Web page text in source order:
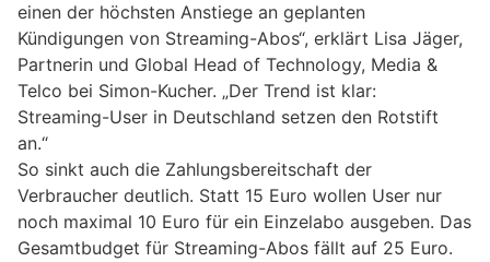
einen der höchsten Anstiege an geplanten
Kündigungen von Streaming-Abos“, erklärt Lisa Jäger,
Partnerin und Global Head of Technology, Media &
Telco bei Simon-Kucher. „Der Trend ist klar:
Streaming-User in Deutschland setzen den Rotstift
an.“
So sinkt auch die Zahlungsbereitschaft der
Verbraucher deutlich. Statt 15 Euro wollen User nur
noch maximal 10 Euro für ein Einzelabo ausgeben. Das
Gesamtbudget für Streaming-Abos fällt auf 25 Euro.